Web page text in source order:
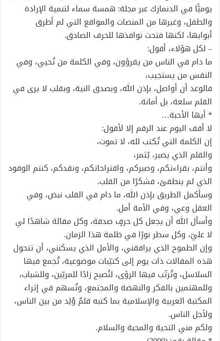
يوميًّا في الدنمارك عبر مجلة: همسة سماء لتنمية الإرادة
والطفل، وغيرها من المنصات والمواقع التي لم أطرق
أبوابها، لكنها فتحت نوافذها للحرف الصادق.
– لكل هؤلاء، أقول:
ما دام في الناس من يقرؤون، وفي الكلمة من تُحيي، وفي
النفس من يستجيب،
فالوعد أن أواصل، بإذن الله، وبصدق النية، وبقلب لا يرى في
القلم سلعة، بل أمانة.
* أيها الأحبة…
لا أقف اليوم عند الرقم إلا لأقول:
إن الكلمة التي تُكتب لله، لا تموت،
والقلم الذي يصبر، يُثمر،
وأنتم، بقراءتكم، وصبركم، واقتراحاتكم، ونقدكم، كنتم الوقود
الذي لم ينطفئ، فشكرًا من القلب.
وسأكمل الطريق بإذن الله، ما دام في القلب نبض، وفي
العقل وعي، وفي الأمة أمل.
وأسأل الله أن يجعل كل حرفٍ صدقة، وكل مقالة شاهدًا لي
لا عليّ، وكل سطر نورًا في ظلمة هذا الزمان.
وإن الطموح الذي يرافقني، والأمل الذي يسكنني، أن تتحول
هذه المقالات ذات يوم إلى كتيّبات موضوعية، تُجمع فيها
السلاسل، وتُرتّب فيها الرؤى، لتُصبح زادًا للمربّين، وللشباب،
وللمهتمين بالفكر والنهضة والمجتمع، وتُسهم في إثراء
المكتبة العربية والإسلامية بما كتبه قلمٌ وُلِد من بين الناس،
ولأجل الناس.
ولكم مني التحية والمحبة والسلام.